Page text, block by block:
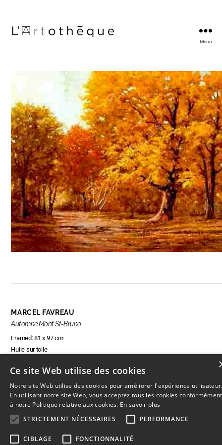
Menu
MARCEL FAVREAU
Automne Mont St-Bruno
Framed: 81 x 97 cm
Huile sur toile
ENQUIRE ABOUT THIS ARTWORK
Ce site Web utilise des cookies
Notre site Web utilise des cookies pour améliorer l'expérience
En utilisant notre site Web, vous acceptez tous les cookies conformément
à notre Politique relative aux cookies. En savoir plus
STRICTEMENT NÉCESSAIRES
PERFORMANCE
CIBLAGE FONCTIONNALITÉ